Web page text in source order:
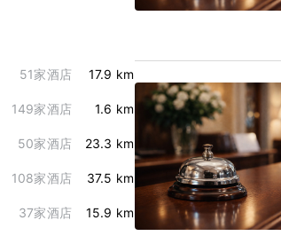
51家酒店 17.9 km
149家酒店 1.6 km
50家酒店 23.3 km
108家酒店 37.5 km
37家酒店 15.9 km